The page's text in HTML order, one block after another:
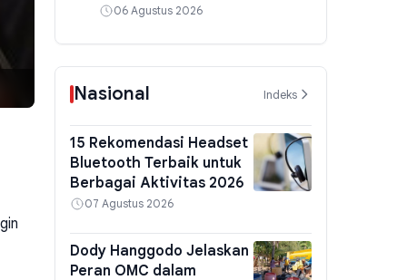
Juknis 2026 dan Nasib
06 Agustus 2026
Nasional Indeks
15 Rekomendasi Headset
Bluetooth Terbaik untuk
Berbagai Aktivitas 2026
07 Agustus 2026
Dody Hanggodo Jelaskan
Peran OMC dalam